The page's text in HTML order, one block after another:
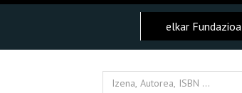
elkar Fundazioa